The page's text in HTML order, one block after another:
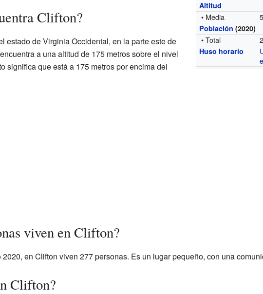
Altitud
• Media
Población (2020)
• Total
Huso horario
Clifton?
estado de Virginia Occidental, en la parte este de
a una altitud de 175 metros sobre el nivel
significa que está a 175 metros por encima del
viven en Clifton?
en Clifton viven 277 personas. Es un lugar pequeño, con una
Clifton?